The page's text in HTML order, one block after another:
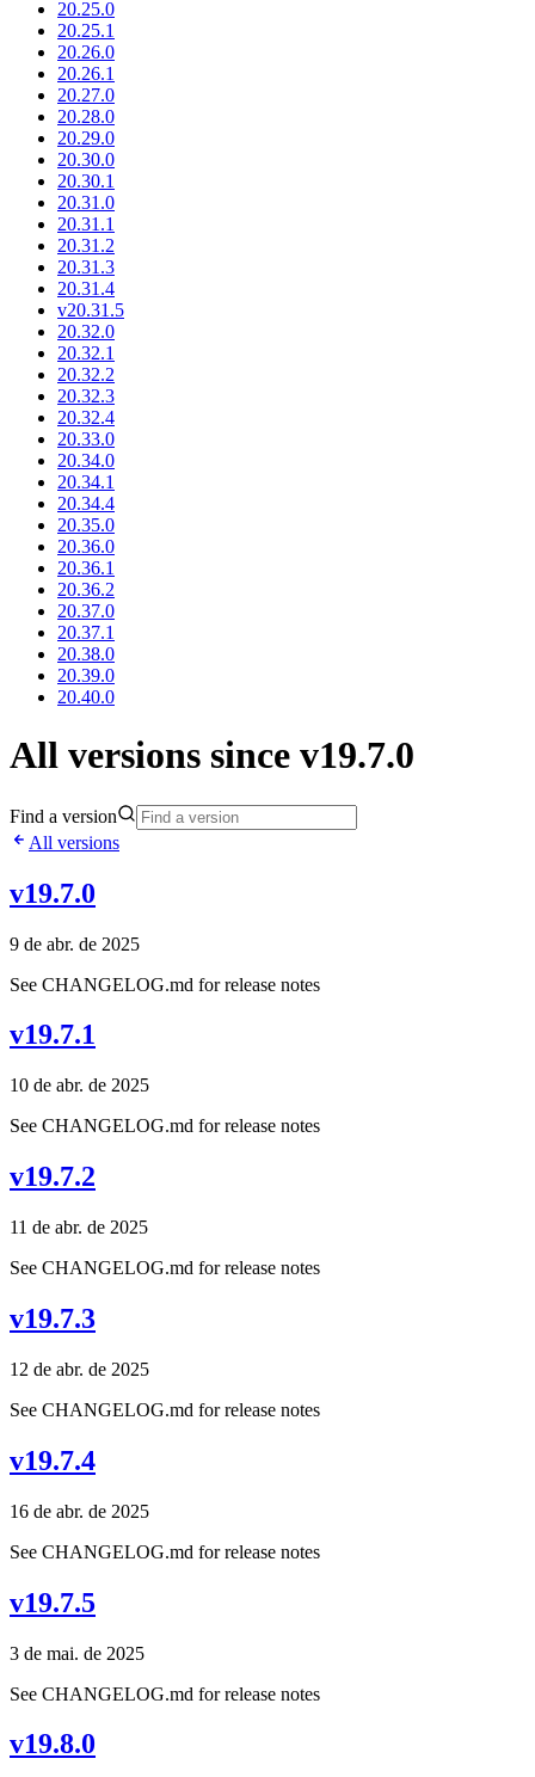
20.25.0
20.25.1
20.26.0
20.26.1
20.27.0
20.28.0
20.29.0
20.30.0
20.30.1
20.31.0
20.31.1
20.31.2
20.31.3
20.31.4
v20.31.5
20.32.0
20.32.1
20.32.2
20.32.3
20.32.4
20.33.0
20.34.0
20.34.1
20.34.4
20.35.0
20.36.0
20.36.1
20.36.2
20.37.0
20.37.1
20.38.0
20.39.0
20.40.0
All versions since v19.7.0
Find a version
All versions
v19.7.0
9 de abr. de 2025
See CHANGELOG.md for release notes
v19.7.1
10 de abr. de 2025
See CHANGELOG.md for release notes
v19.7.2
11 de abr. de 2025
See CHANGELOG.md for release notes
v19.7.3
12 de abr. de 2025
See CHANGELOG.md for release notes
v19.7.4
16 de abr. de 2025
See CHANGELOG.md for release notes
v19.7.5
3 de mai. de 2025
See CHANGELOG.md for release notes
v19.8.0